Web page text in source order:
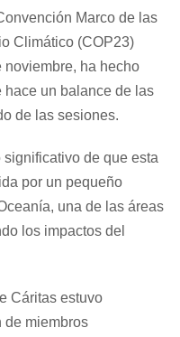
Marco de las
Climático (COP23)
ha hecho
un balance de las
de las sesiones.
de que esta
por un pequeño
una de las áreas
los impactos del
Cáritas estuvo
de miembros